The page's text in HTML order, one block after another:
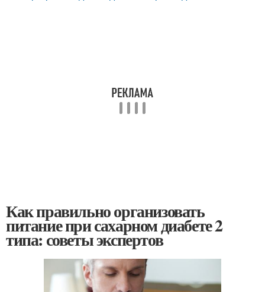
Как правильно организовать
питание при сахарном диабете 2
типа: советы экспертов